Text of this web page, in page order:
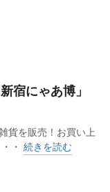
宿にゃあ博」
貨を販売！お買い上
・ 続きを読む